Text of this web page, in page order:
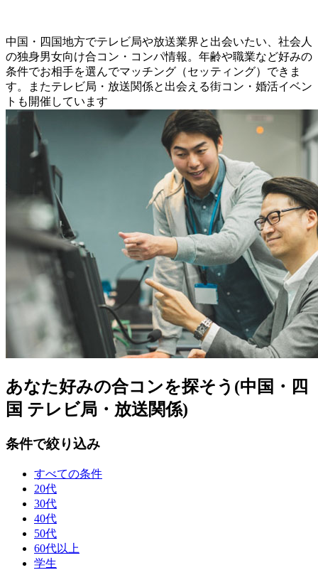
中国・四国地方でテレビ局や放送業界と出会いたい、社会人
の独身男女向け合コン・コンパ情報。年齢や職業など好みの
条件でお相手を選んでマッチング（セッティング）できま
す。またテレビ局・放送関係と出会える街コン・婚活イベン
トも開催しています
あなた好みの合コンを探そう(中国・四
国 テレビ局・放送関係)
条件で絞り込み
すべての条件
20代
30代
40代
50代
60代以上
学生